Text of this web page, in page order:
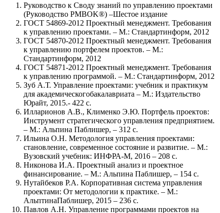
Руководство к Cводу знаний по управлению проектами
(Руководство PMBOK®) –Шестое издание
ГОСТ 54869-2012 Проектный менеджмент. Требования
к управлению проектами. – М.: Стандартинформ, 2012
ГОСТ 54870-2012 Проектный менеджмент. Требования
к управлению портфелем проектов. – М.:
Стандартинформ, 2012
ГОСТ 54871-2012 Проектный менеджмент. Требования
к управлению программой. – М.: Стандартинформ, 2012
Зуб А.Т. Управление проектами: учебник и практикум
для академическогобакалавриата – М.: Издательство
Юрайт, 2015.- 422 с.
Илларионов А.В., Клименко Э.Ю. Портфель проектов:
Инструмент стратегического управления предприятием.
– М.: Альпина Паблишер, – 312 с.
Ильина О.Н. Методология управления проектами:
становление, современное состояние и развитие. – М.:
Вузовский учебник: ИНФРА-М, 2016 – 208 с.
Никонова И.А. Проектный анализ и проектное
финансирование. – М.: Альпина Паблишер, – 154 с.
Нутайбеков Р.А. Корпоративная система управления
проектами: От методологии к практике. – М.:
АльптинаПаблишер, 2015 – 236 с.
Павлов А.Н. Управление программами проектов на